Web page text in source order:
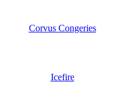
Corvus Congeries
Icefire